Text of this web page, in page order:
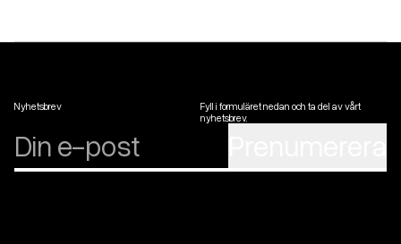
Nyhetsbrev
Fyll i formuläret nedan och ta del av vårt
nyhetsbrev.